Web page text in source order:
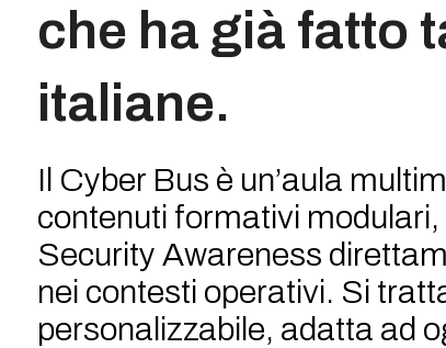
che ha già fatto
italiane.
Il Cyber Bus è un’aula
contenuti formativi
Security Awareness
nei contesti operativi. Si
personalizzabile, adatta ad